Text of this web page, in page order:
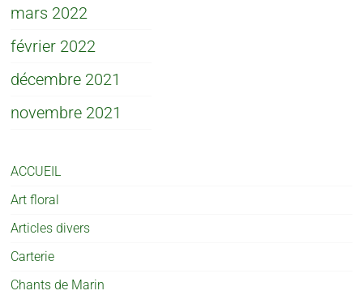
mars 2022
février 2022
décembre 2021
novembre 2021
ACCUEIL
Art floral
Articles divers
Carterie
Chants de Marin